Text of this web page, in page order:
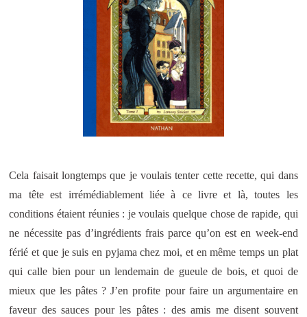
Cela faisait longtemps que je voulais tenter cette recette, qui dans
ma tête est irrémédiablement liée à ce livre et là, toutes les
conditions étaient réunies : je voulais quelque chose de rapide, qui
ne nécessite pas d’ingrédients frais parce qu’on est en week-end
férié et que je suis en pyjama chez moi, et en même temps un plat
qui calle bien pour un lendemain de gueule de bois, et quoi de
mieux que les pâtes ? J’en profite pour faire un argumentaire en
faveur des sauces pour les pâtes : des amis me disent souvent